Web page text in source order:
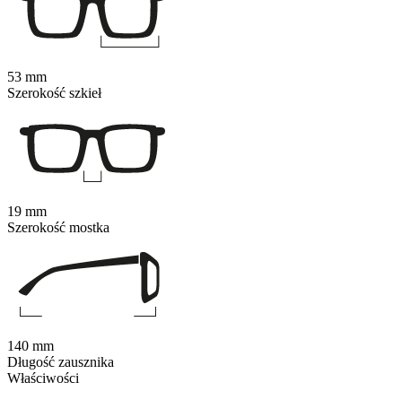
Właściwości
53 mm
Szerokość szkieł
19 mm
Szerokość mostka
140 mm
Długość zausznika